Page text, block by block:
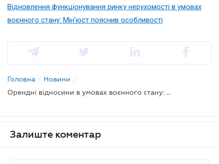
Відновлення функціонування ринку нерухомості в умовах
воєнного стану: Мін'юст пояснив особливості
Головна / Новини /
Орендні відносини в умовах воєнного стану: що передбачено
Залиште коментар